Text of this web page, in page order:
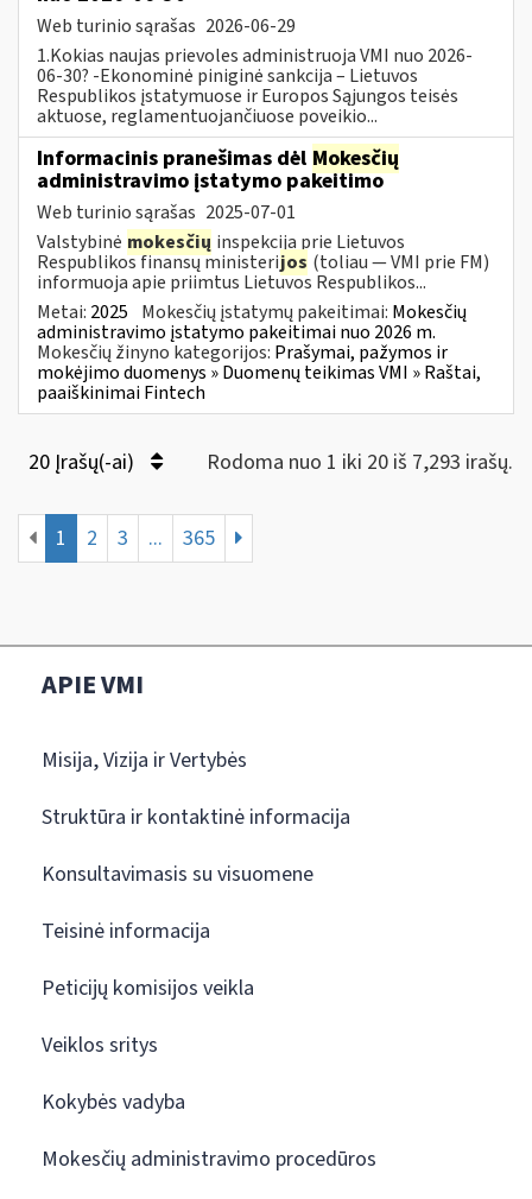
Web turinio sąrašas 2026-06-29
1.Kokias naujas prievoles administruoja VMI nuo 2026-
06-30? -Ekonominė piniginė sankcija – Lietuvos
Respublikos įstatymuose ir Europos Sąjungos teisės
aktuose, reglamentuojančiuose poveikio...
Informacinis pranešimas dėl Mokesčių
administravimo įstatymo pakeitimo
Web turinio sąrašas 2025-07-01
Valstybinė mokesčių inspekcija prie Lietuvos
Respublikos finansų ministerijos (toliau — VMI prie FM)
informuoja apie priimtus Lietuvos Respublikos...
Metai: 2025 Mokesčių įstatymų pakeitimai: Mokesčių
administravimo įstatymo pakeitimai nuo 2026 m.
Mokesčių žinyno kategorijos: Prašymai, pažymos ir
mokėjimo duomenys » Duomenų teikimas VMI » Raštai,
paaiškinimai Fintech
20 Įrašų(-ai) Rodoma nuo 1 iki 20 iš 7,293 irašų.
1 2 3 ... 365
APIE VMI
Misija, Vizija ir Vertybės
Struktūra ir kontaktinė informacija
Konsultavimasis su visuomene
Teisinė informacija
Peticijų komisijos veikla
Veiklos sritys
Kokybės vadyba
Mokesčių administravimo procedūros